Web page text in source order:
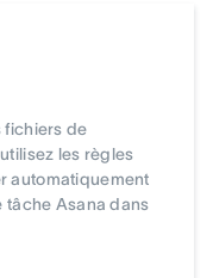
fichiers de
les règles
automatiquement
tâche Asana dans